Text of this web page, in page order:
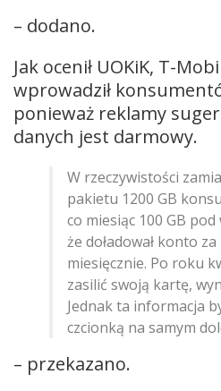
– dodano.
Jak ocenił UOKiK, T-
wprowadził
ponieważ reklamy
danych jest darmowy.
W rzeczywistości
pakietu 1200 GB
co miesiąc 100 GB
że doładował konto
miesięcznie. Po roku
zasilić swoją kartę,
Jednak ta informacja
czcionką na samym
– przekazano.